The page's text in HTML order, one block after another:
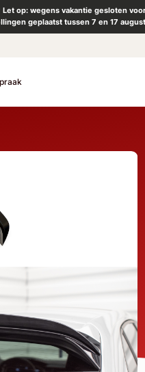
Let op: wegens vakantie gesloten
geplaatst tussen 7 en 17